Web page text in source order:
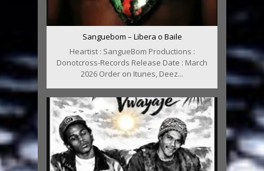
Sanguebom – Libera o Baile
Heartist : SangueBom Productions :
Donotcross-Records Release Date : March
2026 Order on Itunes, Deez...